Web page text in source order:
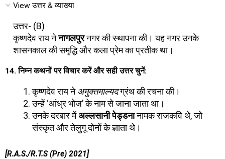
View उत्तर & व्याख्या
उत्तर- (B)
कृष्णदेव राय नेनागलपुरनगर की स्थापना की। यह नगर उनके
शासनकाल की समृद्धि और कला प्रेम का प्रतीक था।
14. निम्न कथनों पर विचार करें और सही उत्तर चुनें:
कृष्णदेव राय ने अमुक्तमाल्यदग्रंथ की रचना की।
उन्हें ‘आंध्र भोज’ के नाम से जाना जाता था।
उनके दरबार मेंअल्लसानी पेड्डनानामक राजकवि थे, जो
संस्कृत और तेलुगू दोनों के ज्ञाता थे।
[R.A.S./R.T.S (Pre) 2021]